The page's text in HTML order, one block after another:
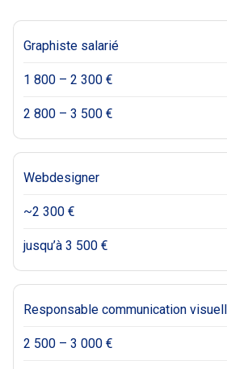
Graphiste salarié
1 800 – 2 300 €
2 800 – 3 500 €
Webdesigner
~2 300 €
jusqu’à 3 500 €
Responsable communication
2 500 – 3 000 €